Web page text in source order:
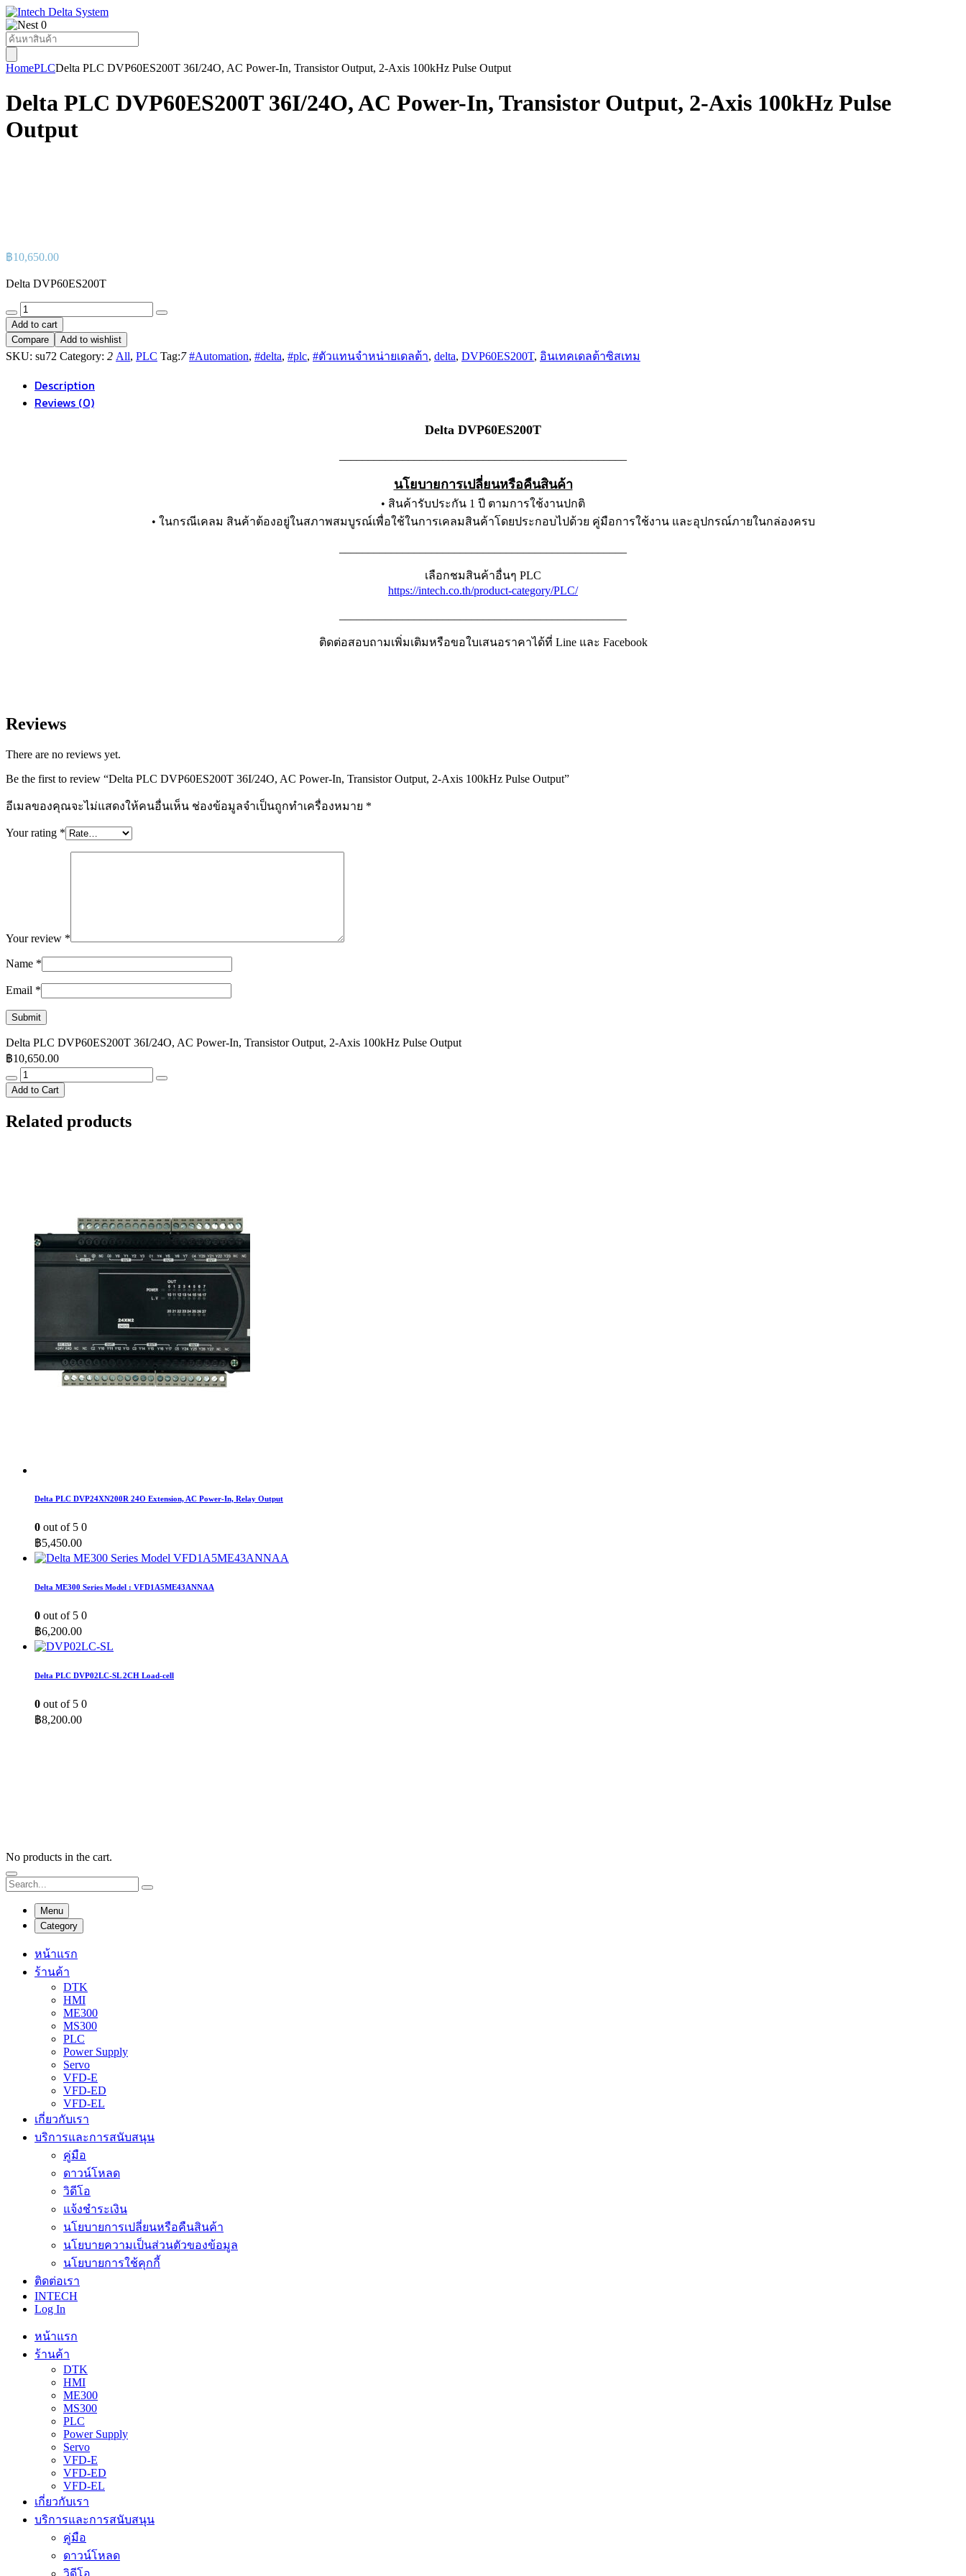
0
Products
search
HomePLCDelta PLC DVP60ES200T 36I/24O, AC Power-In, Transistor Output, 2-Axis 100kHz Pulse Output
Delta PLC DVP60ES200T 36I/24O, AC Power-In, Transistor Output, 2-Axis 100kHz Pulse
Output
฿10,650.00
Delta DVP60ES200T
Delta
PLC
DVP60ES200T
36I/24O,
AC
Transistor
Output,
Add to cart
Compare
Add to wishlist
SKU: su72 Category: 2 All, PLC Tag:7#Automation, #delta, #plc, #ตัวแทนจำหน่ายเดลต้า, delta, DVP60ES200T, อินเทคเดลต้าซิสเทม
Description
Reviews (0)
Delta DVP60ES200T
นโยบายการเปลี่ยนหรือคืนสินค้า
• สินค้ารับประกัน 1 ปี ตามการใช้งานปกติ
• ในกรณีเคลม สินค้าต้องอยู่ในสภาพสมบูรณ์เพื่อใช้ในการเคลมสินค้าโดยประกอบไปด้วย คู่มือการใช้งาน และอุปกรณ์ภายในกล่องครบ
เลือกชมสินค้าอื่นๆ PLC
https://intech.co.th/product-category/PLC/
ติดต่อสอบถามเพิ่มเติมหรือขอใบเสนอราคาได้ที่ Line และ Facebook
Reviews
There are no reviews yet.
Be the first to review “Delta PLC DVP60ES200T 36I/24O, AC Power-In, Transistor Output, 2-Axis 100kHz Pulse Output”
อีเมลของคุณจะไม่แสดงให้คนอื่นเห็น ช่องข้อมูลจำเป็นถูกทำเครื่องหมาย *
Your rating *
Your review *
Name *
Email *
Delta PLC DVP60ES200T 36I/24O, AC Power-In, Transistor Output, 2-Axis 100kHz Pulse Output
฿10,650.00
Delta
PLC
DVP60ES200T
AC
Output
quantity
Add to Cart
Related products
Delta PLC DVP24XN200R 24O Extension, AC Power-In, Relay Output
0 out of 5 0
฿5,450.00
Delta ME300 Series Model : VFD1A5ME43ANNAA
0 out of 5 0
฿6,200.00
Delta PLC DVP02LC-SL 2CH Load-cell
0 out of 5 0
฿8,200.00
No products in the cart.
Menu
Category
หน้าแรก
ร้านค้า
DTK
HMI
ME300
MS300
PLC
Power Supply
Servo
VFD-E
VFD-ED
VFD-EL
เกี่ยวกับเรา
บริการและการสนับสนุน
คู่มือ
ดาวน์โหลด
วิดีโอ
แจ้งชำระเงิน
นโยบายการเปลี่ยนหรือคืนสินค้า
นโยบายความเป็นส่วนตัวของข้อมูล
นโยบายการใช้คุกกี้
ติดต่อเรา
INTECH
Log In
หน้าแรก
ร้านค้า
DTK
HMI
ME300
MS300
PLC
Power Supply
Servo
VFD-E
VFD-ED
VFD-EL
เกี่ยวกับเรา
บริการและการสนับสนุน
คู่มือ
ดาวน์โหลด